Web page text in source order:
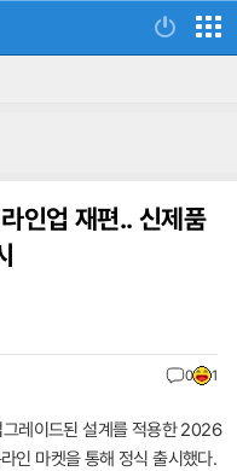
인업 재편.. 신제품
0 1
레이드된 설계를 적용한 2026
인 마켓을 통해 정식 출시했다.